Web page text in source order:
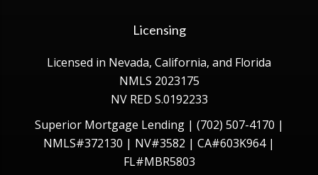
Licensing
Licensed in Nevada, California, and Florida
NMLS 2023175
NV RED S.0192233
Superior Mortgage Lending | (702) 507-4170 |
NMLS#372130 | NV#3582 | CA#603K964 |
FL#MBR5803